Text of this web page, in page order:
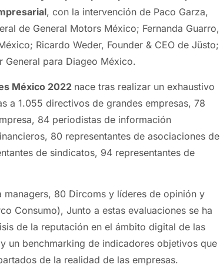
, con la intervención de Paco Garza,
de General Motors México; Fernanda Guarro,
Ricardo Weder, Founder & CEO de Jüsto;
para Diageo México.
México 2022 nace tras realizar un exhaustivo
a 1.055 directivos de grandes empresas, 78
84 periodistas de información
80 representantes de asociaciones de
de sindicatos, 94 representantes de
80 Dircoms y líderes de opinión y
Consumo), Junto a estas evaluaciones se ha
de la reputación en el ámbito digital de las
un benchmarking de indicadores objetivos que
de la realidad de las empresas.